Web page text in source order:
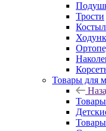
Трости
Товары для